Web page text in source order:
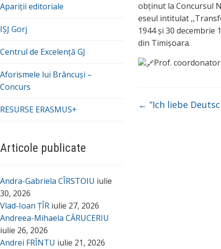
Apariții editoriale
IȘJ Gorj
Centrul de Excelență GJ
Aforismele lui Brâncuși –
Concurs
RESURSE ERASMUS+
Articole publicate
Andra-Gabriela CÎRSTOIU iulie
30, 2026
Vlad-Ioan ȚÎR iulie 27, 2026
Andreea-Mihaela CĂRUCERIU
iulie 26, 2026
Andrei FRÎNTU iulie 21, 2026
obținut la Concursul
eseul intitulat
1944 și 30 decembrie
din Timișoara.
Prof.
← ”Ich liebe